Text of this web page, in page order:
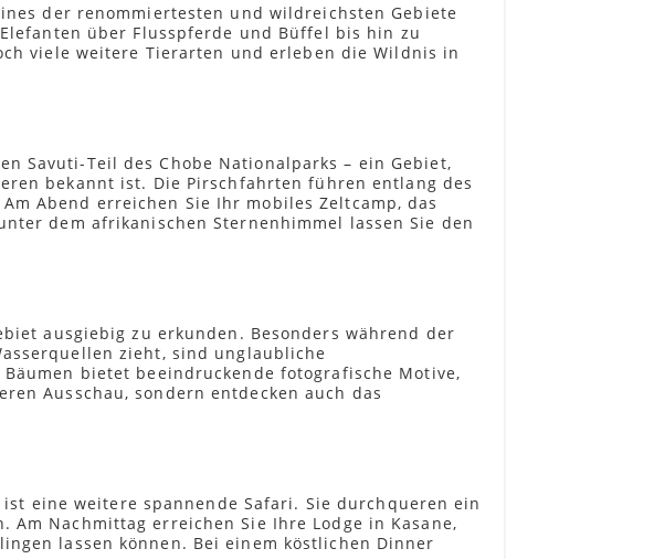
der renommiertesten und wildreichsten Gebiete
über Flusspferde und Büffel bis hin zu
viele weitere Tierarten und erleben die Wildnis in
Savuti-Teil des Chobe Nationalparks – ein Gebiet,
bekannt ist. Die Pirschfahrten führen entlang des
Abend erreichen Sie Ihr mobiles Zeltcamp, das
dem afrikanischen Sternenhimmel lassen Sie den
ausgiebig zu erkunden. Besonders während der
zieht, sind unglaubliche
bietet beeindruckende fotografische Motive,
Ausschau, sondern entdecken auch das
eine weitere spannende Safari. Sie durchqueren ein
Nachmittag erreichen Sie Ihre Lodge in Kasane,
lassen können. Bei einem köstlichen Dinner